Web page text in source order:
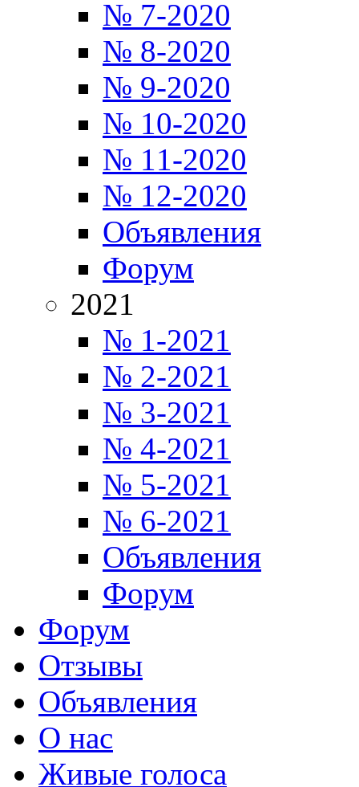
№ 7-2020
№ 8-2020
№ 9-2020
№ 10-2020
№ 11-2020
№ 12-2020
Объявления
Форум
2021
№ 1-2021
№ 2-2021
№ 3-2021
№ 4-2021
№ 5-2021
№ 6-2021
Объявления
Форум
Форум
Отзывы
Объявления
О нас
Живые голоса